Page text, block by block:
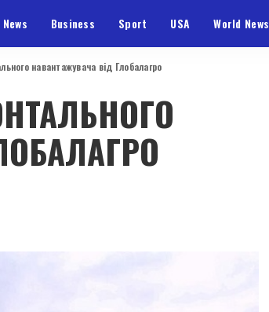
News Business Sport USA World News
навантажувача від Глобалагро